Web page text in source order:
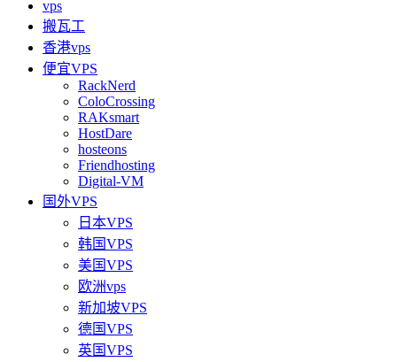
vps
搬瓦工
香港vps
便宜VPS
RackNerd
ColoCrossing
RAKsmart
HostDare
hosteons
Friendhosting
Digital-VM
国外VPS
日本VPS
韩国VPS
美国VPS
欧洲vps
新加坡VPS
德国VPS
英国VPS